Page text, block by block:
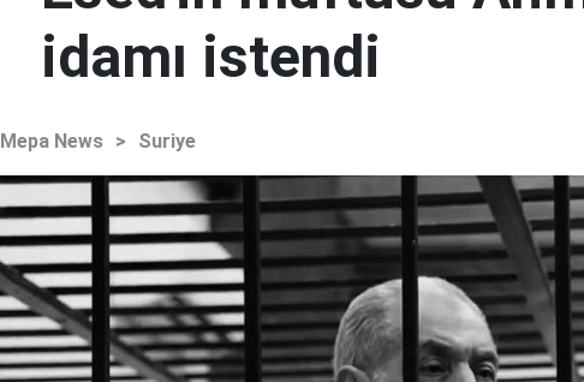
idamı istendi
Mepa News > Suriye